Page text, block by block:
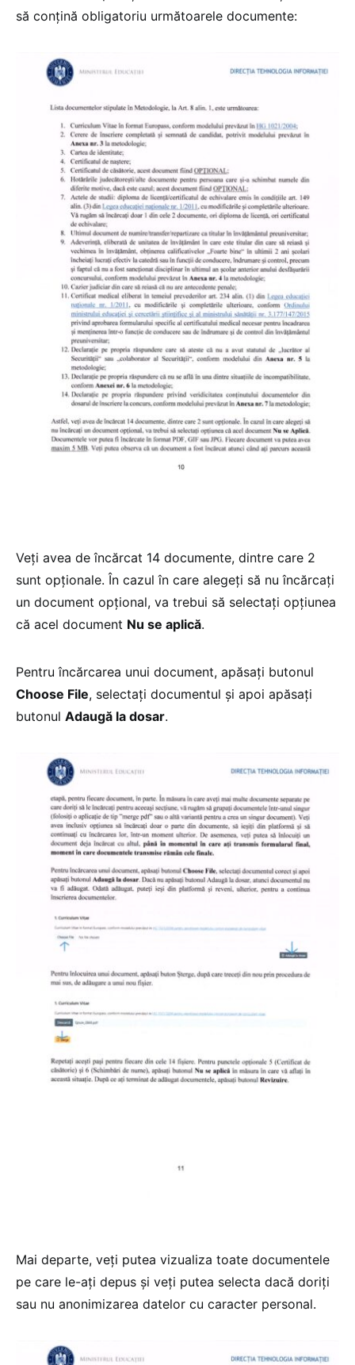
să conțină obligatoriu următoarele documente:
Veți avea de încărcat 14 documente, dintre care 2
sunt opționale. În cazul în care alegeți să nu încărcați
un document opțional, va trebui să selectați opțiunea
că acel document Nu se aplică.
Pentru încărcarea unui document, apăsați butonul
Choose File, selectați documentul și apoi apăsați
butonul Adaugă la dosar.
Mai departe, veți putea vizualiza toate documentele
pe care le-ați depus și veți putea selecta dacă doriți
sau nu anonimizarea datelor cu caracter personal.